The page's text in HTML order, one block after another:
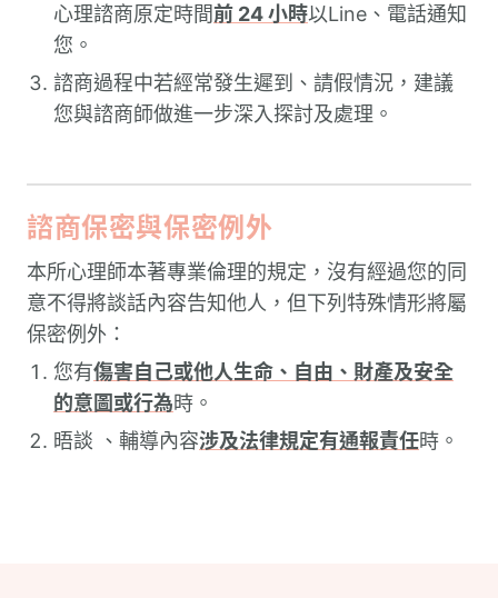
心理諮商原定時間前 24 小時以Line、電話通知
您。
諮商過程中若經常發生遲到、請假情況，建議
您與諮商師做進一步深入探討及處理。
諮商保密與保密例外
本所心理師本著專業倫理的規定，沒有經過您的同
意不得將談話內容告知他人，但下列特殊情形將屬
保密例外：
您有傷害自己或他人生命、自由、財產及安全
的意圖或行為時。
晤談 、輔導內容涉及法律規定有通報責任時。